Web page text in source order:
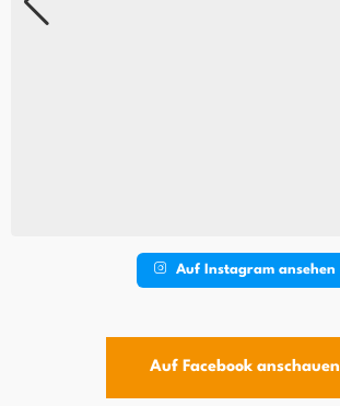
Auf Instagram ansehen
Auf Facebook anschauen